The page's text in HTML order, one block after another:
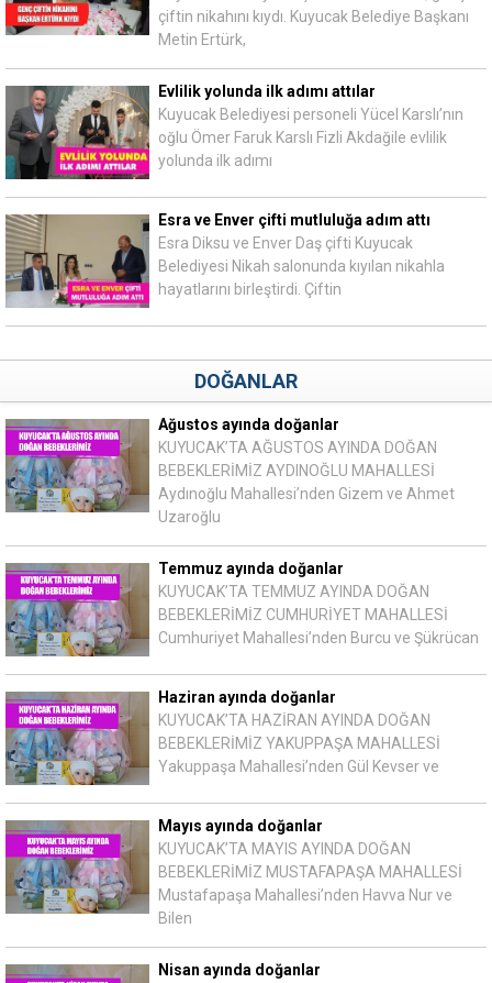
çiftin nikahını kıydı. Kuyucak Belediye Başkanı
Metin Ertürk,
Evlilik yolunda ilk adımı attılar
Kuyucak Belediyesi personeli Yücel Karslı’nın
oğlu Ömer Faruk Karslı Fizli Akdağile evlilik
yolunda ilk adımı
Esra ve Enver çifti mutluluğa adım attı
Esra Diksu ve Enver Daş çifti Kuyucak
Belediyesi Nikah salonunda kıyılan nikahla
hayatlarını birleştirdi. Çiftin
DOĞANLAR
Ağustos ayında doğanlar
KUYUCAK’TA AĞUSTOS AYINDA DOĞAN
BEBEKLERİMİZ AYDINOĞLU MAHALLESİ
Aydınoğlu Mahallesi’nden Gizem ve Ahmet
Uzaroğlu
Temmuz ayında doğanlar
KUYUCAK’TA TEMMUZ AYINDA DOĞAN
BEBEKLERİMİZ CUMHURİYET MAHALLESİ
Cumhuriyet Mahallesi’nden Burcu ve Şükrücan
Haziran ayında doğanlar
KUYUCAK’TA HAZİRAN AYINDA DOĞAN
BEBEKLERİMİZ YAKUPPAŞA MAHALLESİ
Yakuppaşa Mahallesi’nden Gül Kevser ve
Mayıs ayında doğanlar
KUYUCAK’TA MAYIS AYINDA DOĞAN
BEBEKLERİMİZ MUSTAFAPAŞA MAHALLESİ
Mustafapaşa Mahallesi’nden Havva Nur ve
Bilen
Nisan ayında doğanlar